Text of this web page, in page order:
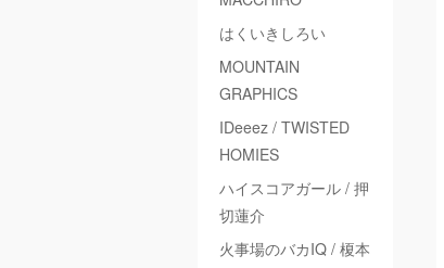
はくいきしろい
MOUNTAIN
GRAPHICS
IDeeez / TWISTED
HOMIES
ハイスコアガール / 押
切蓮介
火事場のバカIQ / 榎本